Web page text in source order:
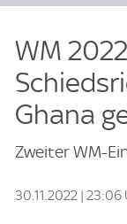
WM
Ghana
Zweiter WM-
30.11.2022 | 23:06